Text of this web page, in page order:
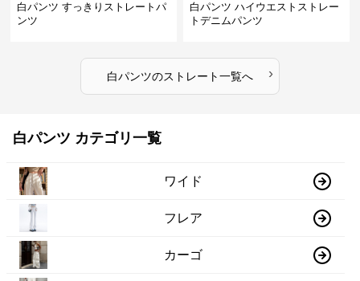
白パンツ すっきりストレートパ
ンツ
白パンツ ハイウエストストレー
トデニムパンツ
白パンツのストレート一覧へ ›
白パンツ カテゴリ一覧
ワイド
フレア
カーゴ